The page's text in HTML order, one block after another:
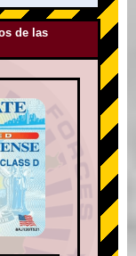
de las